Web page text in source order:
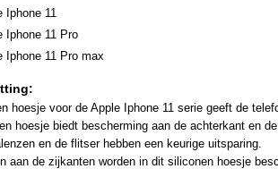
Iphone 11
Iphone 11 Pro
Iphone 11 Pro max
hoesje voor de Apple Iphone 11 serie geeft de
hoesje biedt bescherming aan de achterkant en
en de flitser hebben een keurige uitsparing.
aan de zijkanten worden in dit siliconen hoesje